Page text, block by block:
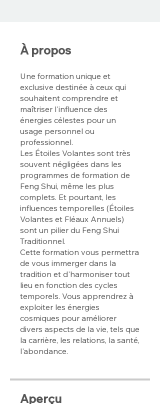
À propos
Une formation unique et
exclusive destinée à ceux qui
souhaitent comprendre et
maîtriser l'influence des
énergies célestes pour un
usage personnel ou
professionnel.​​
​Les Étoiles Volantes sont très
souvent négligées dans les
programmes de formation de
Feng Shui, même les plus
complets. Et pourtant, les
influences temporelles (Étoiles
Volantes et Fléaux Annuels)
sont un pilier du Feng Shui
Traditionnel.
Cette formation vous permettra
de vous immerger dans la
tradition et d'harmoniser tout
lieu en fonction des cycles
temporels. Vous apprendrez à
exploiter les énergies
cosmiques pour améliorer
divers aspects de la vie, tels que
la carrière, les relations, la santé,
l'abondance.
Aperçu